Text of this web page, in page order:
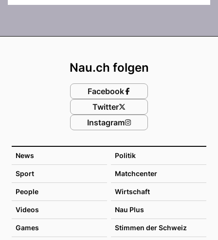
News Politik
Sport Matchcenter
People Wirtschaft
Videos Nau Plus
Games Stimmen der Schweiz
Nau.ch folgen
Facebook
Twitter
Instagram